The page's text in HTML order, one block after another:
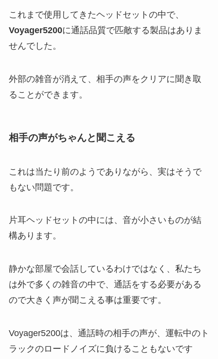
これまで使用してきたヘッドセットの中で、
Voyager5200に通話品質で匹敵する製品はありま
せんでした。
外部の雑音が消えて、相手の声をクリアに聞き取
ることができます。
相手の声がちゃんと聞こえる
これは当たり前のようでありながら、実はそうで
もない問題です。
片耳ヘッドセットの中には、音が小さいものが結
構あります。
静かな部屋で会話しているわけではなく、私たち
は外で多くの雑音の中で、通話をする必要がある
ので大きく声が聞こえる事は重要です。
Voyager5200は、通話時の相手の声が、運転中のト
ラックのロードノイズに負けることもないです